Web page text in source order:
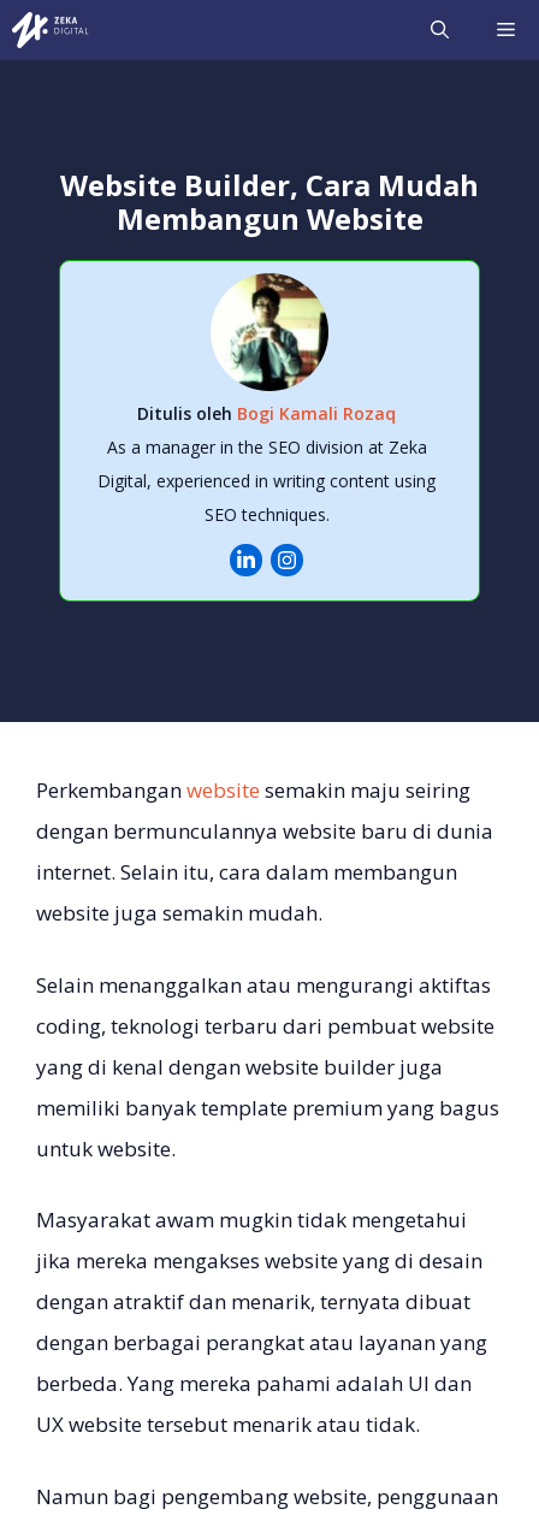
Langsung
ke
Website Builder, Cara Mudah
Membangun Website
Ditulis oleh Bogi Kamali Rozaq
As a manager in the SEO division at Zeka
Digital, experienced in writing content using
SEO techniques.
Perkembanganwebsite semakin maju seiring
dengan bermunculannya website baru di dunia
internet. Selain itu, cara dalam membangun
website juga semakin mudah.
Selain menanggalkan atau mengurangi aktiftas
coding, teknologi terbaru dari pembuat website
yang di kenal dengan website builder juga
memiliki banyak template premium yang bagus
untuk website.
Masyarakat awam mugkin tidak mengetahui
jika mereka mengakses website yang di desain
dengan atraktif dan menarik, ternyata dibuat
dengan berbagai perangkat atau layanan yang
berbeda. Yang mereka pahami adalah UI dan
UX website tersebut menarik atau tidak.
Namun bagi pengembang website, penggunaan